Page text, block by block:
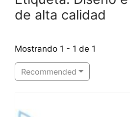
de alta calidad
Mostrando 1 - 1 de 1
Recommended